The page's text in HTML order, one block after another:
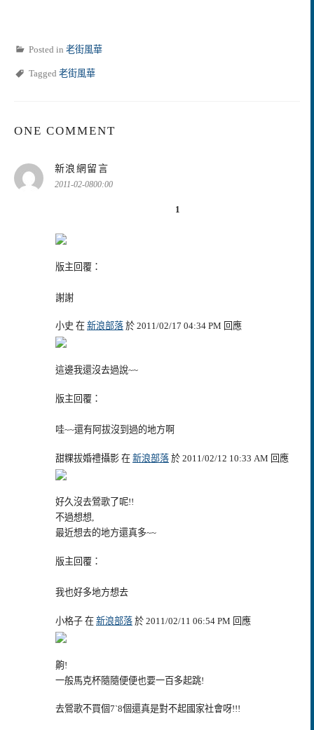
Posted in 老街風華
Tagged 老街風華
ONE COMMENT
新浪網留言
示:
2011-02-0800:00
1
版主回覆：
謝謝
小史 在 新浪部落 於 2011/02/17 04:34 PM 回應
這邊我還沒去過說~~
版主回覆：
哇~~還有阿拔沒到過的地方啊
甜粿拔婚禮攝影 在 新浪部落 於 2011/02/12 10:33 AM 回應
好久沒去鶯歌了呢!!
不過想想,
最近想去的地方還真多~~
版主回覆：
我也好多地方想去
小格子 在 新浪部落 於 2011/02/11 06:54 PM 回應
齁!
一般馬克杯隨隨便便也要一百多起跳!
去鶯歌不買個7ˋ8個還真是對不起國家社會呀!!!